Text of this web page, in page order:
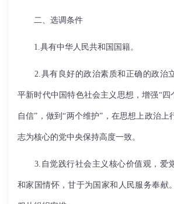
二、选调条件
1.具有中华人民共和国国籍。
2.具有良好的政治素质和正确的政治
平新时代中国特色社会主义思想，增强“四
自信”，做到“两个维护”，在思想上政治上
志为核心的党中央保持高度一致。
3.自觉践行社会主义核心价值观，爱
和家国情怀，甘于为国家和人民服务奉献